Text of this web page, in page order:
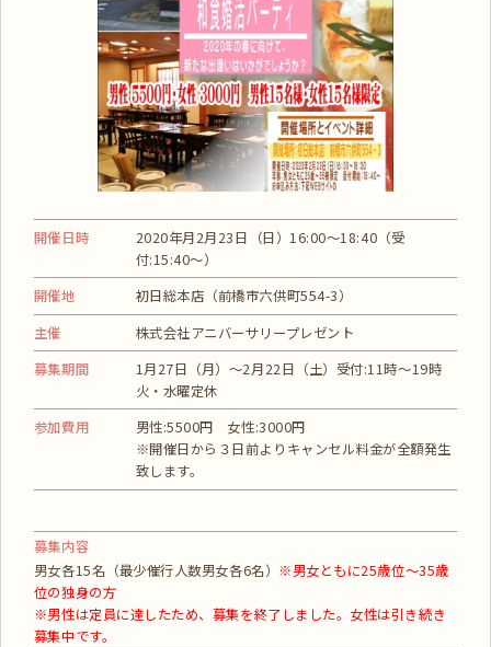
開催日時
2020年月2月23日（日）16:00～18:40（受
付:15:40～）
開催地
初日総本店（前橋市六供町554-3）
主催
株式会社アニバーサリープレゼント
募集期間
1月27日（月）～2月22日（土）受付:11時～19時
火・水曜定休
参加費用
男性:5500円 女性:3000円
※開催日から３日前よりキャンセル料金が全額発生
致します。
募集内容
男女各15名（最少催行人数男女各6名） ※男女ともに25歳位～35歳
位の独身の方
※男性は定員に達したため、募集を終了しました。女性は引き続き
募集中です。